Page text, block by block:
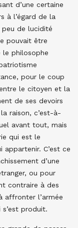
d’une certaine
à l’égard de la
de lucidité
pouvait être
le philosophe
pour le coup
le citoyen et la
de ses devoirs
raison, c’est-à-
avant tout, mais
qui est le
C’est ce
d’une
ou pour
contraire à des
affronter l’armée
produit.